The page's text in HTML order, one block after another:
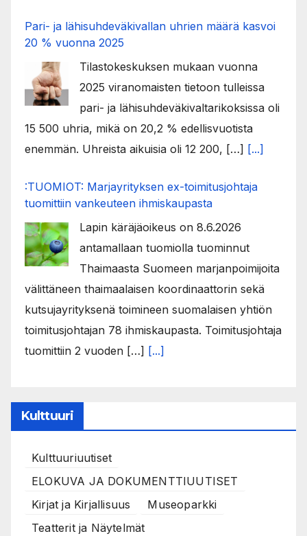
Pari- ja lähisuhdeväkivallan uhrien määrä kasvoi
20 % vuonna 2025
Tilastokeskuksen mukaan vuonna
2025 viranomaisten tietoon tulleissa
pari- ja lähisuhdeväkivaltarikoksissa oli
15 500 uhria, mikä on 20,2 % edellisvuotista
enemmän. Uhreista aikuisia oli 12 200, […] [...]
:TUOMIOT: Marjayrityksen ex-toimitusjohtaja
tuomittiin vankeuteen ihmiskaupasta
Lapin käräjäoikeus on 8.6.2026
antamallaan tuomiolla tuominnut
Thaimaasta Suomeen marjanpoimijoita
välittäneen thaimaalaisen koordinaattorin sekä
kutsujayrityksenä toimineen suomalaisen yhtiön
toimitusjohtajan 78 ihmiskaupasta. Toimitusjohtaja
tuomittiin 2 vuoden […] [...]
Kulttuuri
Kulttuuriuutiset
ELOKUVA JA DOKUMENTTIUUTISET
Kirjat ja Kirjallisuus
Museoparkki
Teatterit ja Näytelmät